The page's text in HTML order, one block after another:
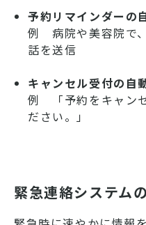
予約リマインダーの
例 病院や美容院で
話を送信
キャンセル受付の自
例 「予約をキャン
ださい。」
緊急連絡システム